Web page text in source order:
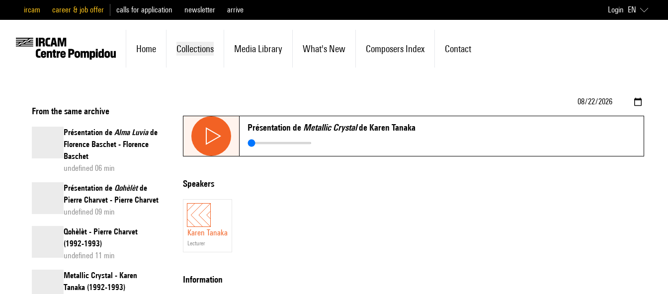
ircam career & job offer calls for application newsletter arrive Login EN
Home Collections Media Library What's New Composers Index Contact
From the same archive
Présentation de Alma Luviade
Florence Baschet - Florence
Baschet
undefined 06 min
Présentation de Qohèlètde
Pierre Charvet - Pierre Charvet
undefined 09 min
Qohèlèt - Pierre Charvet
(1992-1993)
undefined 11 min
Metallic Crystal - Karen
Tanaka (1992-1993)
Présentation de Metallic Crystalde Karen Tanaka
speakers
Karen Tanaka
lecturer
information